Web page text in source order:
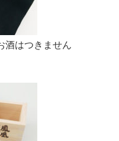
はつきません